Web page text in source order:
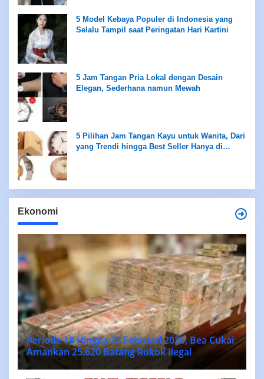
5 Model Kebaya Populer di Indonesia yang
Selalu Tampil saat Peringatan Hari Kartini
5 Jam Tangan Pria Lokal dengan Desain
Elegan, Sederhana namun Mewah
5 Pilihan Jam Tangan Kayu untuk Wanita, Dari
yang Trendi hingga Best Seller Hanya di
Ekonomi
Periode 18 Hingga 25 Februari 2026, Bea Cukai
Amankan 25.620 Batang Rokok Ilegal